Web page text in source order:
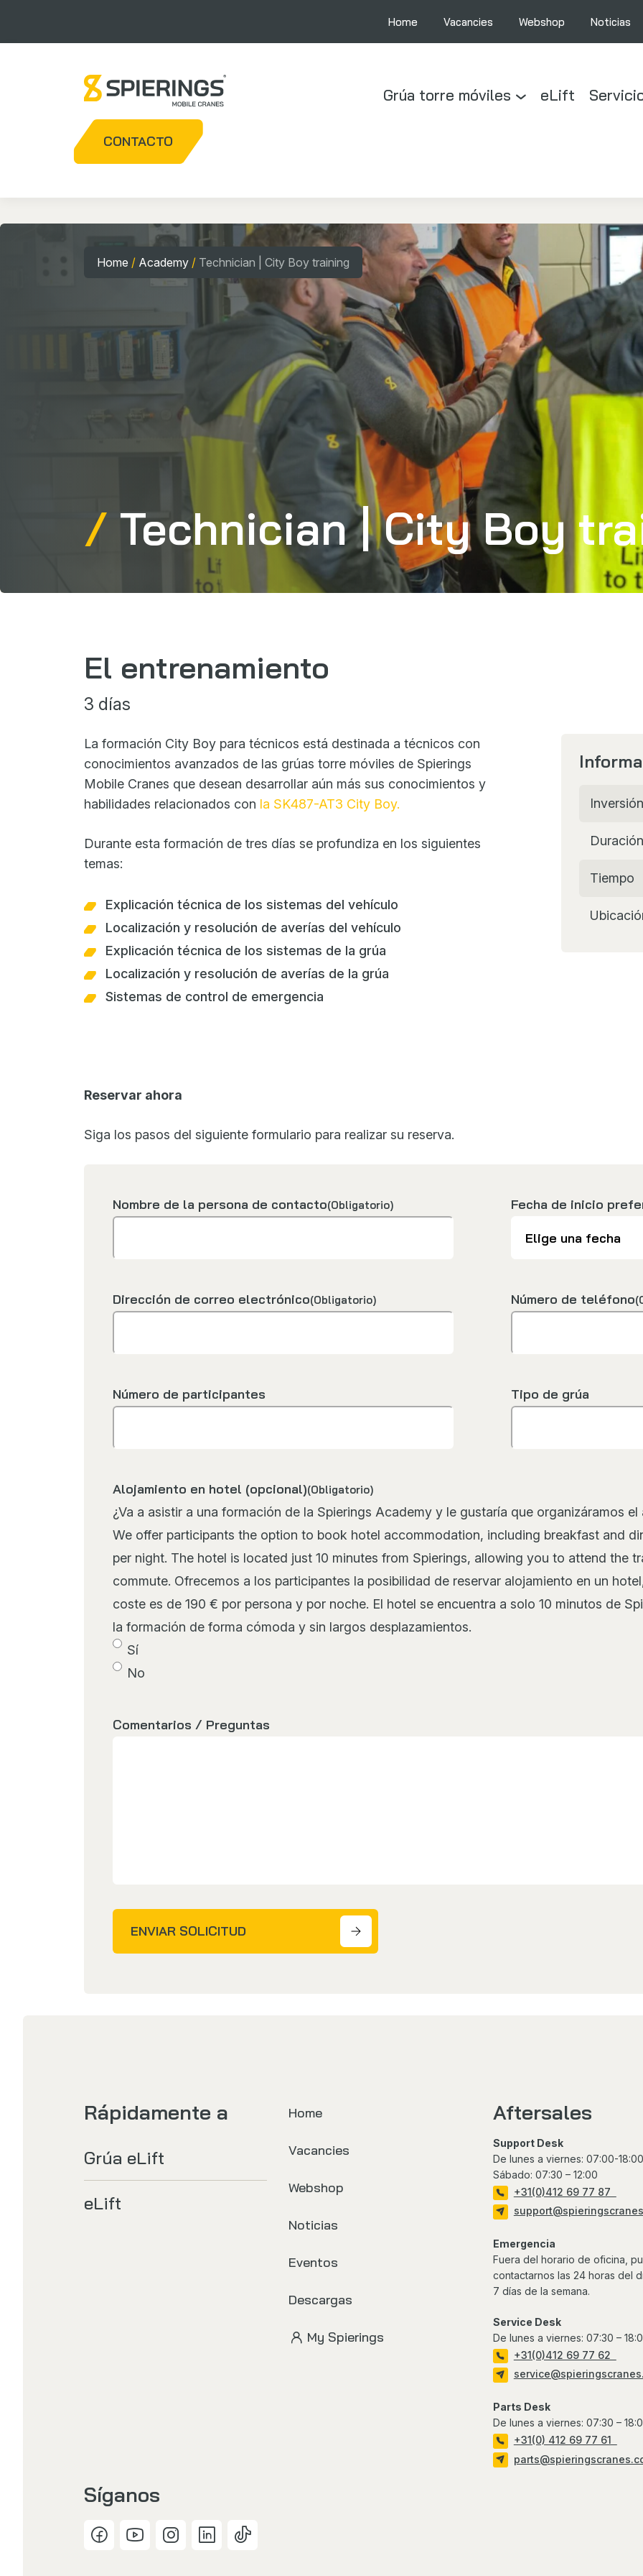
Home Vacancies Webshop Noticias
Grúa torre móviles eLift
CONTACTO
Home / Academy / Technician | City Boy training
Technician | City Boy
El entrenamiento
3 días
La formación City Boy para técnicos está destinada a técnicos con
conocimientos avanzados de las grúas torre móviles de Spierings
Mobile Cranes que desean desarrollar aún más sus conocimientos y
habilidades relacionados con la SK487-AT3 City Boy.
Durante esta formación de tres días se profundiza en los siguientes
temas:
Explicación técnica de los sistemas del vehículo
Localización y resolución de averías del vehículo
Explicación técnica de los sistemas de la grúa
Localización y resolución de averías de la grúa
Sistemas de control de emergencia
Inversión
Duración
Tiempo
Reservar ahora
Siga los pasos del siguiente formulario para realizar su reserva.
Nombre de la persona de contacto(Obligatorio) Fecha de inicio
Dirección de correo electrónico(Obligatorio) Número de teléfono
Número de participantes Tipo de grúa
Alojamiento en hotel (opcional)(Obligatorio)
¿Va a asistir a una formación de la Spierings Academy y le gustaría que organizáramos
We offer participants the option to book hotel accommodation, including breakfast and
per night. The hotel is located just 10 minutes from Spierings, allowing you to attend the
commute. Ofrecemos a los participantes la posibilidad de reservar alojamiento en un
coste es de 190 € por persona y por noche. El hotel se encuentra a solo 10 minutos de
la formación de forma cómoda y sin largos desplazamientos.
Sí
No
Comentarios / Preguntas
ENVIAR SOLICITUD
Rápidamente a
Grúa eLift
eLift
Home
Vacancies
Webshop
Noticias
Eventos
Descargas
My Spierings
Aftersales
Support Desk
De lunes a viernes: 07:00-18:00
Sábado: 07:30 – 12:00
+31(0)412 69 77 87
Emergencia
Fuera del horario de oficina,
contactarnos las 24 horas del
7 días de la semana.
Service Desk
De lunes a viernes: 07:30 –
+31(0)412 69 77 62
Parts Desk
De lunes a viernes: 07:30 –
+31(0) 412 69 77 61
Síganos